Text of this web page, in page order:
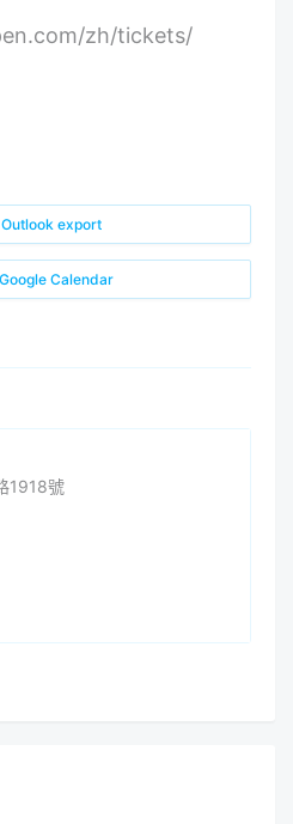
zh/tickets/
Calendar
export
1918號